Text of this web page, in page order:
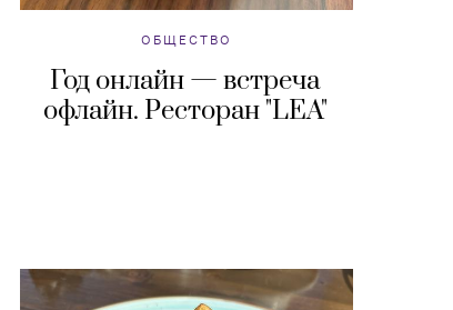
ОБЩЕСТВО
Год онлайн — встреча
офлайн. Ресторан "LEA"